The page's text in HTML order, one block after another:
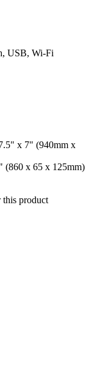
USB, Wi-Fi
x 7" (940mm x
(860 x 65 x 125mm)
this product